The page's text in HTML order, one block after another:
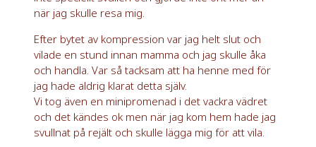
när jag skulle resa mig.
Efter bytet av kompression var jag helt slut och
vilade en stund innan mamma och jag skulle åka
och handla. Var så tacksam att ha henne med för
jag hade aldrig klarat detta själv.
Vi tog även en minipromenad i det vackra vädret
och det kändes ok men när jag kom hem hade jag
svullnat på rejält och skulle lägga mig för att vila.